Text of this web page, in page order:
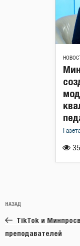
по
записям
Предыдущая
запись:
НАЗАД
TikTok и
преподавателей